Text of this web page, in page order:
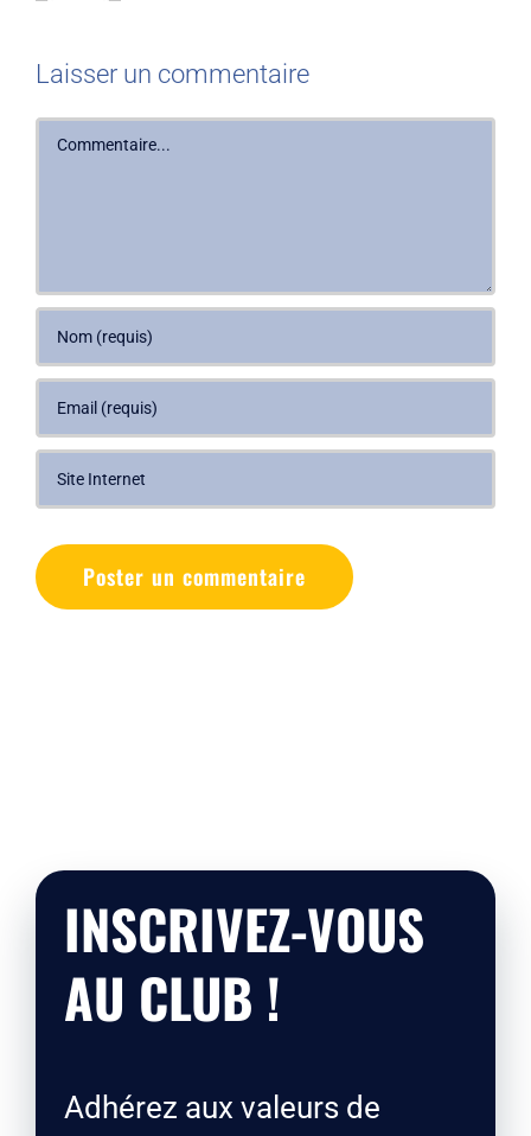
Laisser un commentaire
Commentaire
INSCRIVEZ-VOUS
AU CLUB !
Adhérez aux valeurs de